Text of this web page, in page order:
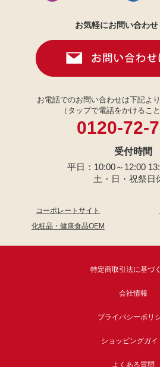
お気軽にお問い合わ
お電話でのお問い合わせは下記よ
（タップで電話をかけるこ
0120-72-
受付時間
平日：10:00～12:00
土・日・祝祭日
コーポレートサイト
化粧品・健康食品OEM
特定商取引法に基づ
会社情報
プライバシーポリ
ショッピングガイ
よくある質問